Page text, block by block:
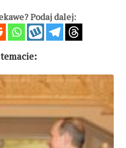
Podaj dalej: